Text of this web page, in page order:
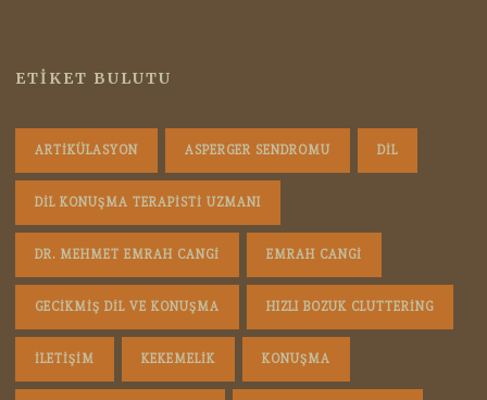
ETIKET BULUTU
ARTIKÜLASYON ASPERGER SENDROMU DIL
DIL KONUŞMA TERAPISTI UZMANI
DR. MEHMET EMRAH CANGI EMRAH CANGI
GECIKMIŞ DIL VE KONUŞMA HIZLI BOZUK CLUTTERING
ILETIŞIM KEKEMELIK KONUŞMA